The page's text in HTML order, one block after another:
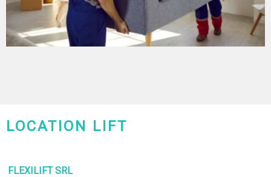
LOCATION LIFT
FLEXILIFT SRL